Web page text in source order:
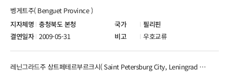
충청북도 본청 필리핀
벵게트주( Benguet Province )
2009-05-31 우호교류
레닌그라드주 상트페테르부르크시( Saint Petersburg City, Leningrad Oblast )